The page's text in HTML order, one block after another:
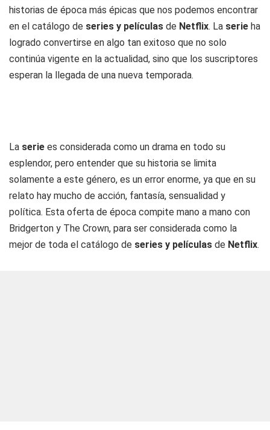
historias de época más épicas que nos podemos encontrar
en el catálogo de series y películas de Netflix. La serie ha
logrado convertirse en algo tan exitoso que no solo
continúa vigente en la actualidad, sino que los suscriptores
esperan la llegada de una nueva temporada.
La serie es considerada como un drama en todo su
esplendor, pero entender que su historia se limita
solamente a este género, es un error enorme, ya que en su
relato hay mucho de acción, fantasía, sensualidad y
política. Esta oferta de época compite mano a mano con
Bridgerton y The Crown, para ser considerada como la
mejor de toda el catálogo de series y películas de Netflix.